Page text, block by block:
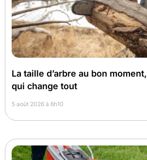
La taille d’arbre au bon
qui change tout
5 août 2026 à 6h10